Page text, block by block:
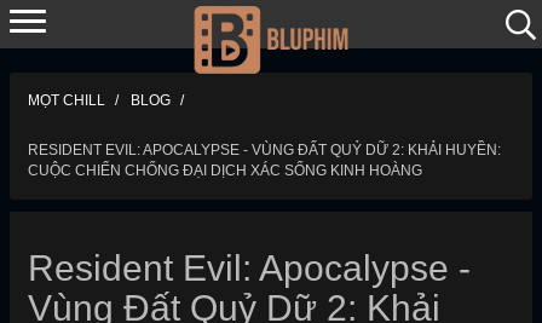
MỌT CHILL BLOG
RESIDENT EVIL: APOCALYPSE - VÙNG ĐẤT QUỶ DỮ 2: KHẢI HUYỀN:
CUỘC CHIẾN CHỐNG ĐẠI DỊCH XÁC SỐNG KINH HOÀNG
Resident Evil: Apocalypse -
Vùng Đất Quỷ Dữ 2: Khải